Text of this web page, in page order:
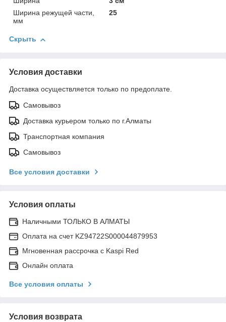
Ширина режущей части,
мм
25
Скрыть
Условия доставки
Доставка осуществляется только по предоплате.
Самовывоз
Доставка курьером только по г.Алматы
Транспортная компания
Самовывоз
Все условия доставки
Условия оплаты
Наличными ТОЛЬКО В АЛМАТЫ
Оплата на счет KZ94722S000044879953
Мгновенная рассрочка с Kaspi Red
Онлайн оплата
Все условия оплаты
Условия возврата